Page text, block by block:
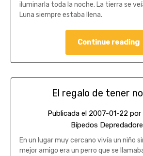
iluminarla toda la noche. La tierra se
Luna siempre estaba llena.
Continue reading
El regalo de tener
Publicada el 2007-01-22 por
Bípedos
En un lugar muy cercano vivía un niño
mejor amigo era un perro que se